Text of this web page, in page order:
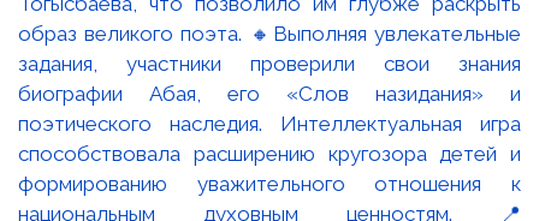
образ великого поэта. 🔸Выполняя увлекательные
задания, участники проверили свои знания
биографии Абая, его «Слов назидания» и
поэтического наследия. Интеллектуальная игра
способствовала расширению кругозора детей и
формированию уважительного отношения к
национальным духовным ценностям. 📍